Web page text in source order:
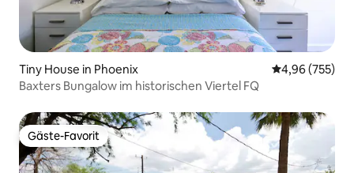
Tiny House in Phoenix
4,96 (755)
Baxters Bungalow im historischen Viertel FQ
Gäste-Favorit
Gäste-Favorit